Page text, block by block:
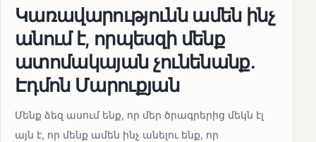
Կառավարությունն ամեն ինչ
անում է, որպեսզի մենք
ատոմակայան չունենանք․
Էդմոն Մարուքյան
Մենք ձեզ ասում ենք, որ մեր ծրագրերից մեկն էլ
այն է, որ մենք ամեն ինչ անելու ենք, որ